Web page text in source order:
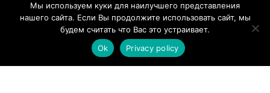
Информация для клиента
Условия Продажи Обработка Персональных Данных
Мы используем куки для наилучшего представления
нашего сайта. Если Вы продолжите использовать сайт, мы
будем считать что Вас это устраивает.
Ok
Privacy policy